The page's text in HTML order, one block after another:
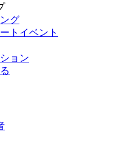
グ
トイベント
ョン